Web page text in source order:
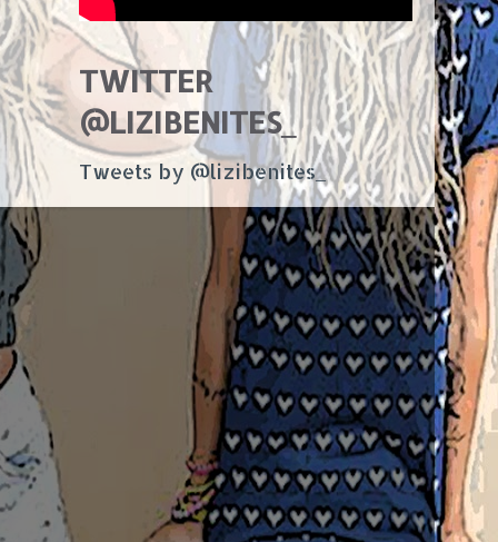
TWITTER
@LIZIBENITES_
Tweets by @lizibenites_